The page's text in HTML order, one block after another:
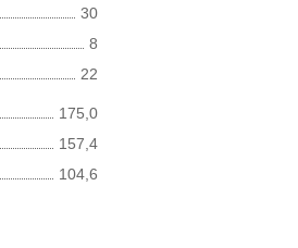
30
8
22
175,0
157,4
104,6